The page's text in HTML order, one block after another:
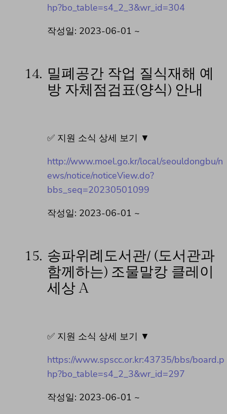
hp?bo_table=s4_2_3&wr_id=304
작성일: 2023-06-01 ~
14. 밀폐공간 작업 질식재해 예
방 자체점검표(양식) 안내
✅ 지원 소식 상세 보기 ▼
http://www.moel.go.kr/local/seouldongbu/n
ews/notice/noticeView.do?
bbs_seq=20230501099
작성일: 2023-06-01 ~
15. 송파위례도서관/ (도서관과
함께하는) 조물말캉 클레이
세상 A
✅ 지원 소식 상세 보기 ▼
https://www.spscc.or.kr:43735/bbs/board.p
hp?bo_table=s4_2_3&wr_id=297
작성일: 2023-06-01 ~